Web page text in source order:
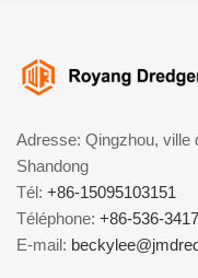
Adresse: Qingzhou, ville
Shandong
Tél: +86-15095103151
Téléphone: +86-536-
E-mail: